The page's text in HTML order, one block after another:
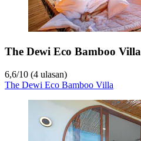
The Dewi Eco Bamboo Villa
6,6/10 (4 ulasan)
The Dewi Eco Bamboo Villa